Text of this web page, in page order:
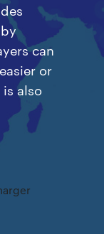
can
or
also